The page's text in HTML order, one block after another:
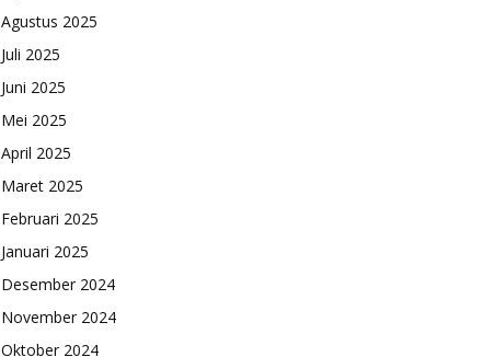
Agustus 2025
Juli 2025
Juni 2025
Mei 2025
April 2025
Maret 2025
Februari 2025
Januari 2025
Desember 2024
November 2024
Oktober 2024